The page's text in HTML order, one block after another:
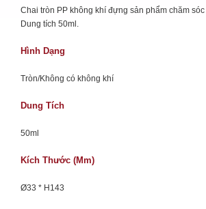
Chai tròn PP không khí đựng sản phẩm chăm sóc
Dung tích 50ml.
Hình Dạng
Tròn/Không có không khí
Dung Tích
50ml
Kích Thước (mm)
Ø33 * H143